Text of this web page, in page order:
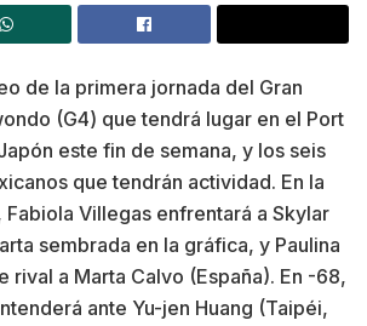
de la primera jornada del Gran
(G4) que tendrá lugar en el Port
este fin de semana, y los seis
que tendrán actividad. En la
Villegas enfrentará a Skylar
sembrada en la gráfica, y Paulina
rival a Marta Calvo (España). En -68,
ante Yu-jen Huang (Taipéi,